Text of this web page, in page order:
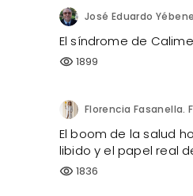
El síndrome de
visibility 1899
El boom de la salud
libido y el papel real
visibility 1836